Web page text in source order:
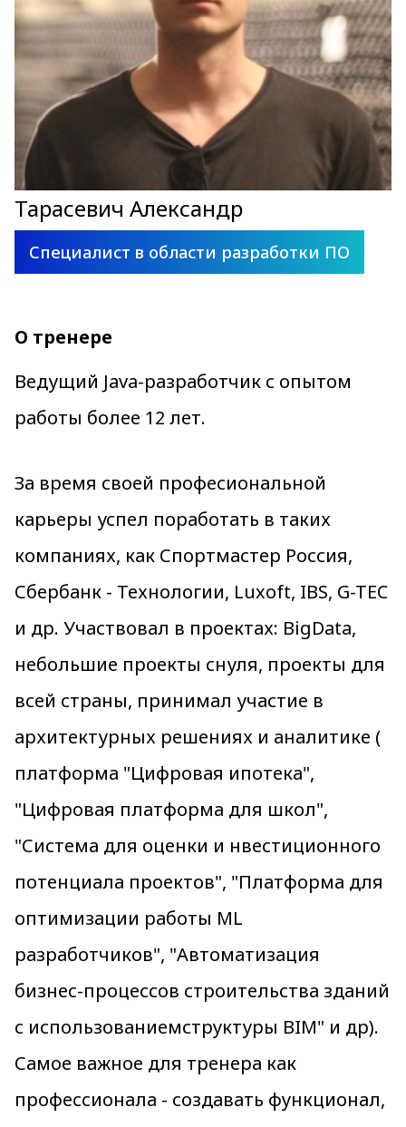
Тарасевич Александр
Специалист в области разработки ПО
О тренере
Ведущий Java-разработчик с опытом
работы более 12 лет.
За время своей професиональной
карьеры успел поработать в таких
компаниях, как Спортмастер Россия,
Сбербанк - Технологии, Luxoft, IBS, G-TEC
и др. Участвовал в проектах: BigData,
небольшие проекты снуля, проекты для
всей страны, принимал участие в
архитектурных решениях и аналитике (
платформа "Цифровая ипотека",
"Цифровая платформа для школ",
"Система для оценки и нвестиционного
потенциала проектов", "Платформа для
оптимизации работы ML
разработчиков", "Автоматизация
бизнес-процессов строительства зданий
с использованиемструктуры BIM" и др).
Самое важное для тренера как
профессионала - создавать функционал,